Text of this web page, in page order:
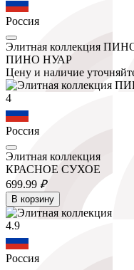
Россия
Элитная коллекция
ПИНО НУАР
Цену и наличие
4
Россия
Элитная коллекция
КРАСНОЕ СУХОЕ
699.99 ₽
В корзину
4.9
Россия